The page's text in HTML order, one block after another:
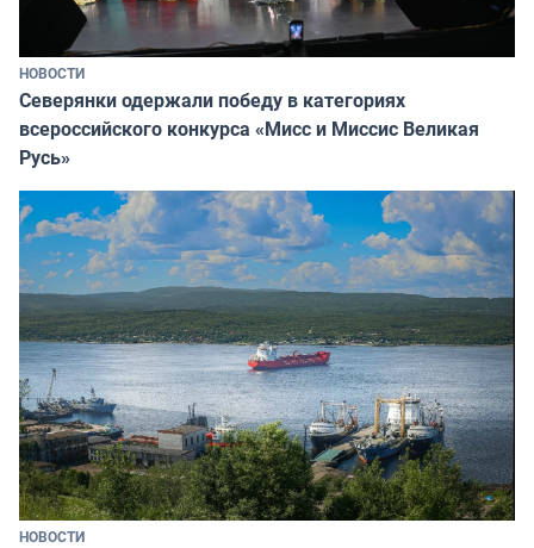
НОВОСТИ
Северянки одержали победу в категориях
всероссийского конкурса «Мисс и Миссис Великая
Русь»
НОВОСТИ